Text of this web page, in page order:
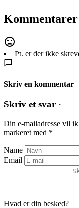
Kommentarer
Pt. er der ikke
Skriv en kommentar
Skriv et svar ·
Din e-mailadresse vil
markeret med *
Name
Email
Hvad er din besked?